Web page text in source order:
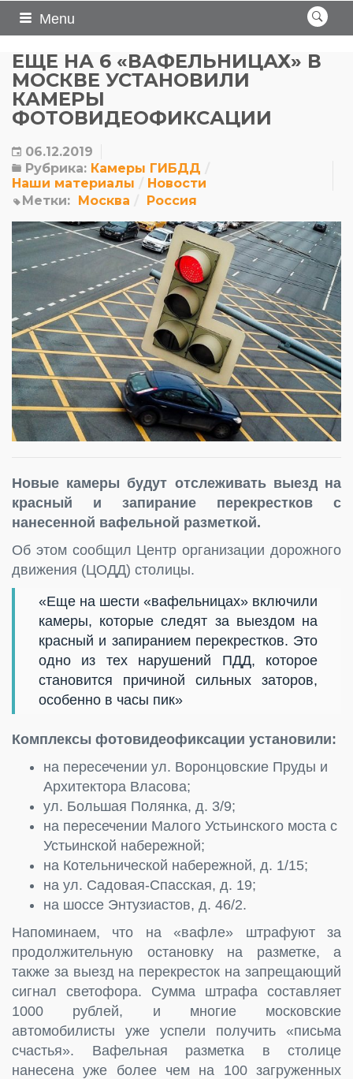
Menu
ЕЩЕ НА 6 «ВАФЕЛЬНИЦАХ» В
МОСКВЕ УСТАНОВИЛИ
КАМЕРЫ
ФОТОВИДЕОФИКСАЦИИ
06.12.2019
Рубрика: Камеры ГИБДД
Наши материалы
Новости
Метки: Москва Россия
Новые камеры будут отслеживать выезд на
красный и запирание перекрестков с
нанесенной вафельной разметкой.
Об этом сообщил Центр организации дорожного
движения (ЦОДД) столицы.
«Еще на шести «вафельницах» включили
камеры, которые следят за выездом на
красный и запиранием перекрестков. Это
одно из тех нарушений ПДД, которое
становится причиной сильных заторов,
особенно в часы пик»
Комплексы фотовидеофиксации установили:
на пересечении ул. Воронцовские Пруды и
Архитектора Власова;
ул. Большая Полянка, д. 3/9;
на пересечении Малого Устьинского моста с
Устьинской набережной;
на Котельнической набережной, д. 1/15;
на ул. Садовая-Спасская, д. 19;
на шоссе Энтузиастов, д. 46/2.
Напоминаем, что на «вафле» штрафуют за
продолжительную остановку на разметке, а
также за выезд на перекресток на запрещающий
сигнал светофора. Сумма штрафа составляет
1000 рублей, и многие московские
автомобилисты уже успели получить «письма
счастья». Вафельная разметка в столице
нанесена уже более чем на 100 загруженных